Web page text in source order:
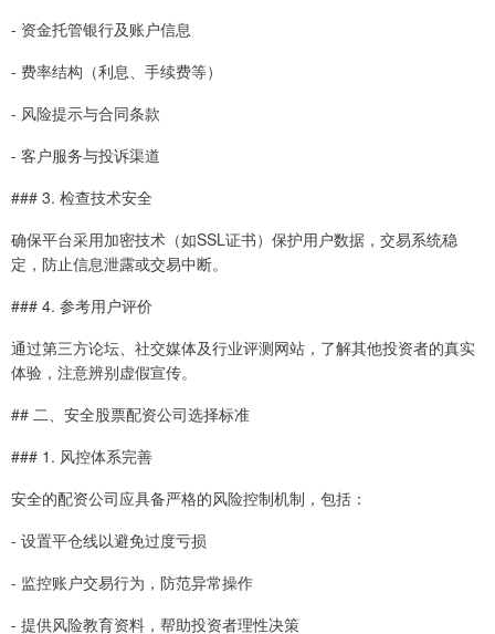
- 资金托管银行及账户信息
- 费率结构（利息、手续费等）
- 风险提示与合同条款
- 客户服务与投诉渠道
### 3. 检查技术安全
确保平台采用加密技术（如SSL证书）保护用户数据，交易系统稳
定，防止信息泄露或交易中断。
### 4. 参考用户评价
通过第三方论坛、社交媒体及行业评测网站，了解其他投资者的真实
体验，注意辨别虚假宣传。
## 二、安全股票配资公司选择标准
### 1. 风控体系完善
安全的配资公司应具备严格的风险控制机制，包括：
- 设置平仓线以避免过度亏损
- 监控账户交易行为，防范异常操作
- 提供风险教育资料，帮助投资者理性决策